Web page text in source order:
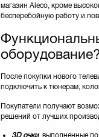
магазин Aleco, кроме
бесперебойную работу и
После покупки нового
подключить к тюнерам,
Покупатели получают
решений от лучших